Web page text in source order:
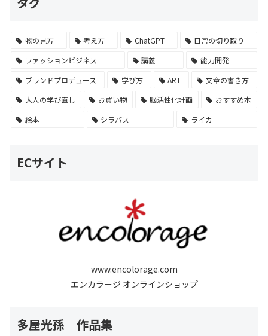
物の見方 考え方 ChatGPT
日常の切り取り
ファッションビジネス
講義
能力開発
ブランドプロデュース
学び方 ART
文章の書き方
大人の学び直し
お買い物 脳活性化計画
おすすめ本
絵本
シラバス ライカ
ECサイト
www.encolorage.com
エンカラージ オンラインショップ
多屋光孫 作品集